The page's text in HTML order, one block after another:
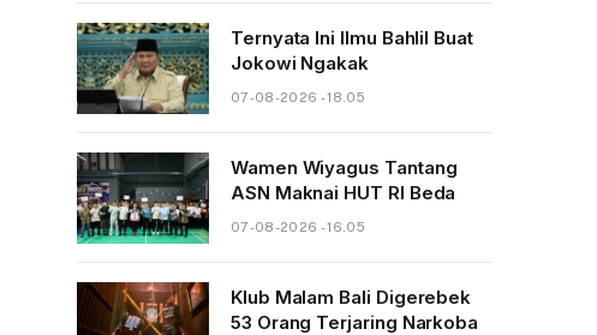
Ternyata Ini Ilmu Bahlil Buat
Jokowi Ngakak
07-08-2026 - 18.05
Wamen Wiyagus Tantang
ASN Maknai HUT RI Beda
07-08-2026 - 16.05
Klub Malam Bali Digerebek
53 Orang Terjaring Narkoba